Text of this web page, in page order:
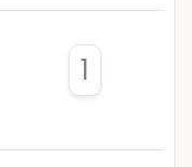
1